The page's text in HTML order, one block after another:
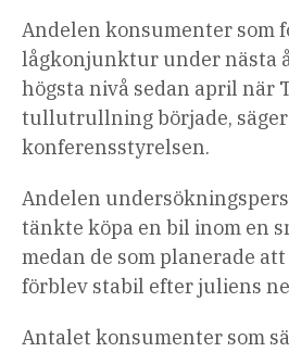
Andelen konsumenter som
lågkonjunktur under nästa
högsta nivå sedan april när
tullutrullning började, säger
konferensstyrelsen.
Andelen
tänkte köpa en bil inom en
medan de som planerade
förblev stabil efter juliens
Antalet konsumenter som